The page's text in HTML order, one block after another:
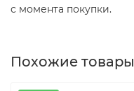
с момента покупки.
Похожие товары